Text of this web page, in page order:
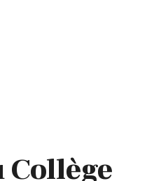
Collège